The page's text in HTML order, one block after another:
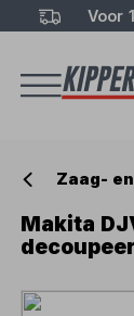
Voor
Zaag-
Makita